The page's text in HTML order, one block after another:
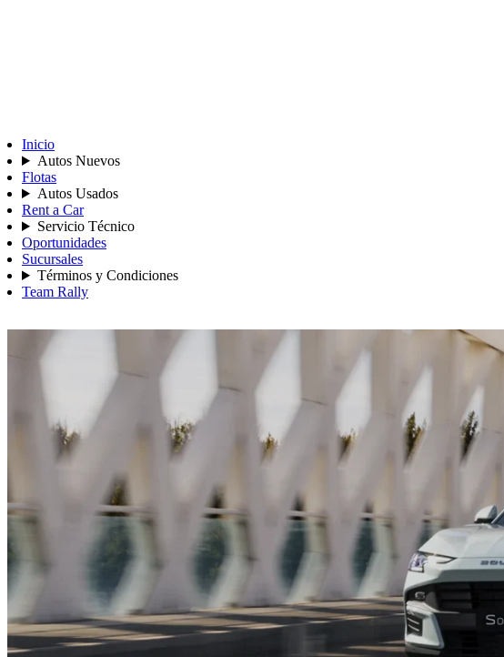
Inicio
Autos Nuevos
Flotas
Autos Usados
Rent a Car
Servicio Técnico
Oportunidades
Sucursales
Términos y Condiciones
Team Rally